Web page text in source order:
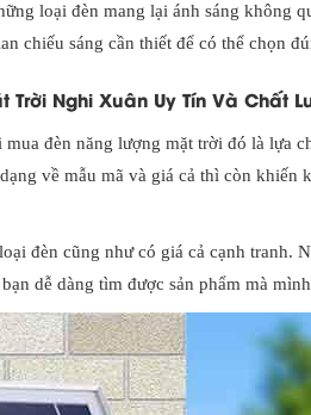
loại đèn mang lại ánh sáng không
chiếu sáng cần thiết để có thể chọn
Nghi Xuân Uy Tín Và Chất
đèn năng lượng mặt trời đó là lựa
về mẫu mã và giá cả thì còn khiến
đèn cũng như có giá cả cạnh tranh.
dễ dàng tìm được sản phẩm mà